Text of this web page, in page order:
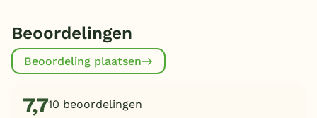
Beoordelingen
Beoordeling plaatsen
7,710 beoordelingen